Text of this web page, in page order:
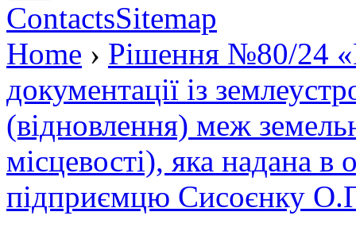
ContactsSitemap
Home › Рішення №80/24
документації із
(відновлення) меж
місцевості), яка надана в
підприємцю Сисоєнку